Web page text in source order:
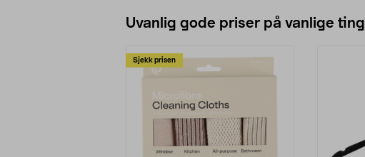
Uvanlig gode priser på vanlige ting
Sjekk prisen